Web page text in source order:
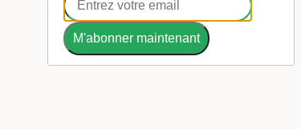
M'abonner maintenant